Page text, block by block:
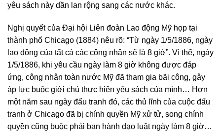
yêu sách này dần lan rộng sang các nước khác.
Nghị quyết của Đại hội Liên đoàn Lao động Mỹ họp tại
thành phố Chicago (1884) nêu rõ: “Từ ngày 1/5/1886, ngày
lao động của tất cả các công nhân sẽ là 8 giờ”. Vì thế, ngày
1/5/1886, khi yêu cầu ngày làm 8 giờ không được đáp
ứng, công nhân toàn nước Mỹ đã tham gia bãi công, gây
áp lực buộc giới chủ thực hiện yêu sách của mình… Hơn
một năm sau ngày đấu tranh đó, các thủ lĩnh của cuộc đấu
tranh ở Chicago đã bị chính quyền Mỹ xử tử, song chính
quyền cũng buộc phải ban hành đạo luật ngày làm 8 giờ…